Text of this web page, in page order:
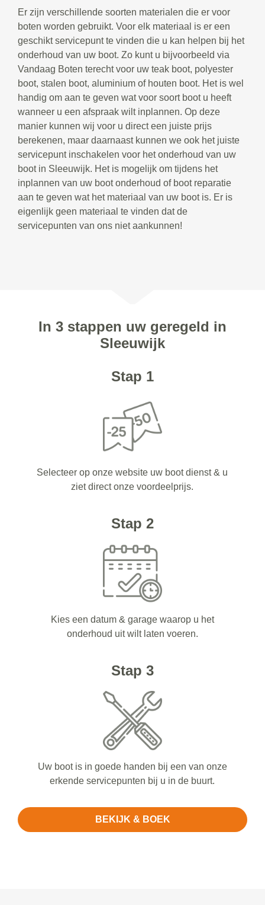
Er zijn verschillende soorten materialen die er voor
boten worden gebruikt. Voor elk materiaal is er een
geschikt servicepunt te vinden die u kan helpen bij het
onderhoud van uw boot. Zo kunt u bijvoorbeeld via
Vandaag Boten terecht voor uw teak boot, polyester
boot, stalen boot, aluminium of houten boot. Het is wel
handig om aan te geven wat voor soort boot u heeft
wanneer u een afspraak wilt inplannen. Op deze
manier kunnen wij voor u direct een juiste prijs
berekenen, maar daarnaast kunnen we ook het juiste
servicepunt inschakelen voor het onderhoud van uw
boot in Sleeuwijk. Het is mogelijk om tijdens het
inplannen van uw boot onderhoud of boot reparatie
aan te geven wat het materiaal van uw boot is. Er is
eigenlijk geen materiaal te vinden dat de
servicepunten van ons niet aankunnen!
In 3 stappen uw geregeld in
Sleeuwijk
Stap 1
Selecteer op onze website uw boot dienst & u
ziet direct onze voordeelprijs.
Stap 2
Kies een datum & garage waarop u het
onderhoud uit wilt laten voeren.
Stap 3
Uw boot is in goede handen bij een van onze
erkende servicepunten bij u in de buurt.
BEKIJK & BOEK